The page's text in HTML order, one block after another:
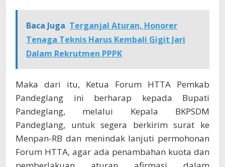
Baca Juga Terganjal Aturan, Honorer
Tenaga Teknis Harus Kembali Gigit Jari
Dalam Rekrutmen PPPK
Maka dari itu, Ketua Forum HTTA Pemkab
Pandeglang ini berharap kepada Bupati
Pandeglang, melalui Kepala BKPSDM
Pandeglang, untuk segera berkirim surat ke
Menpan-RB dan menindak lanjuti permohonan
Forum HTTA, agar ada penambahan kuota dan